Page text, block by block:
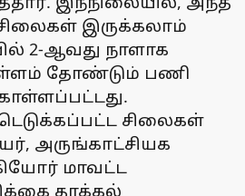
இருக்கலாம்
2-ஆவது நாளாக
தோண்டும் பணி
சிலைகள்
அருங்காட்சியக
மாவட்ட
தாக்கல்